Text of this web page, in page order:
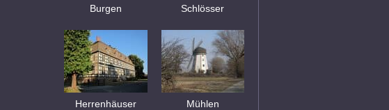
Burgen Schlösser
Herrenhäuser Mühlen